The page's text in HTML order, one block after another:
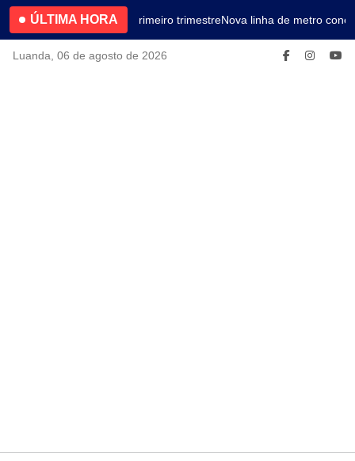
ÚLTIMA HORA4.2% no primeiro trimestreNova linha de metro
Luanda, 06 de agosto de 2026